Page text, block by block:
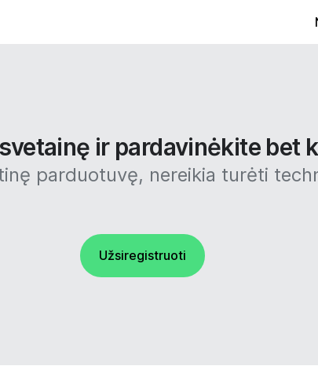
ir pardavinėkite bet
parduotuvę, nereikia turėti
Užsiregistruoti